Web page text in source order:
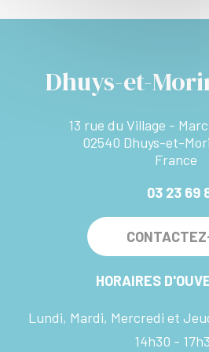
Dhuys-et-
13 rue du Village -
02540 Dhuys-et-
France
03 23 69
HORAIRES
Lundi, Mardi, Mercredi et
14h30 -